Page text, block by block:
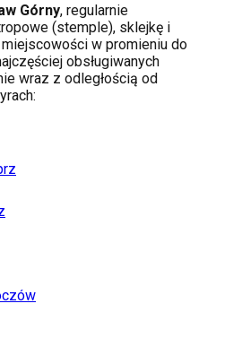
Górny, regularnie
(stemple), sklejkę i
w promieniu do
obsługiwanych
wraz z odległością od